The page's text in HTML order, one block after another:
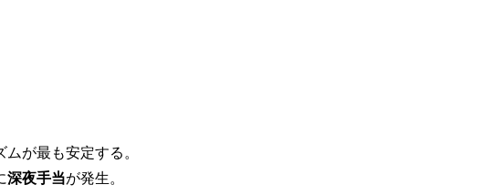
が最も安定する。
深夜手当が発生。